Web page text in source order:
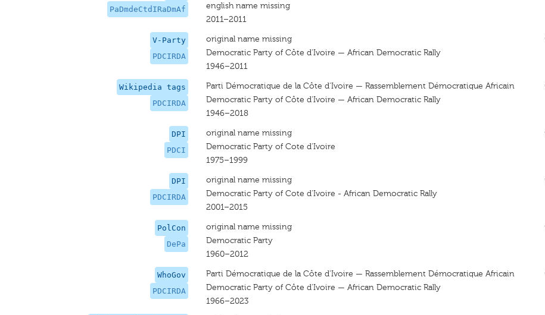
PaDmdeCtdIRaDmAf
english name missing
2011–2011
V-Party
PDCIRDA
original name missing
Democratic Party of Côte d'Ivoire — African Democratic Rally
1946–2011
Wikipedia tags
PDCIRDA
Parti Démocratique de la Côte d'Ivoire — Rassemblement Démocratique Africain
Democratic Party of Côte d'Ivoire — African Democratic Rally
1946–2018
DPI
PDCI
original name missing
Democratic Party of Cote d'Ivoire
1975–1999
DPI
PDCIRDA
original name missing
Democratic Party of Cote d'Ivoire - African Democratic Rally
2001–2015
PolCon
DePa
original name missing
Democratic Party
1960–2012
WhoGov
PDCIRDA
Parti Démocratique de la Côte d'Ivoire — Rassemblement Démocratique Africain
Democratic Party of Côte d'Ivoire — African Democratic Rally
1966–2023